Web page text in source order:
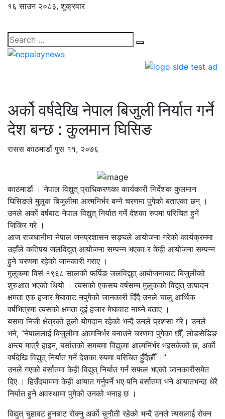
१६ साउन २०८३, शुक्रवार
अर्को वर्षदेखि नेपाल बिजुली निर्यात गर्ने
देश बन्छ : कुलमान घिसिङ
राससकाठमाडौंपुस ११, २०७६
काठमाडौं । नेपाल विद्युत् प्राधिकरणका कार्यकारी निर्देशक कुलमान
घिसिङले मुलुक बिजुलीमा आत्मनिर्भर बन्ने चरणमा पुगेको बताएका छन् ।
उनले अर्को वर्षबाट नेपाल विद्युत् निर्यात गर्ने देशका रुपमा परिचित हुने
जिकिर गरे ।
आज राजधानीमा नेपाल जनप्रशासन सङ्घले आयोजना गरेको कार्यक्रममा
उहाँले कतिपय जलविद्युत् आयोजना सम्पन्न भएका र केही आयोजना सम्पन्न
हुने चरणमा रहेको जानकारी गराए ।
मुलुकमा विसं १९६८ सालको फर्पिङ जलविद्युत् आयोजनाबाट बिजुलीको
शुरुआत भएको थियो । त्यसको एकसय वर्षसम्म मुलुकको विद्युत् उत्पादन
क्षमता एक हजार मेघावाट नपुगेको जानकारी दिँदै उनले चालु आर्थिक
वर्षभित्रमा त्यसको क्षमता दुई हजार मेघावाट नाघ्ने बताए ।
यसमा निजी क्षेत्रको ठूलो योगदान रहेको भन्दै उनले प्रशंसा गरे। उनले
भने, “नेपाललाई बिजुलीमा आत्मनिर्भर बनाउने चरणमा पुगेका छौँ, लोडसेडिङ
अन्त्य मात्रै हाइन, बर्सातको समयमा विद्युत्मा आत्मनिर्भर भइसकेको छ, अर्को
वर्षदेखि विद्युत् निर्यात गर्ने देशका रुपमा परिचित हुँदैछौँ ।”
उनले गएको बर्सातमा केही विद्युत् निर्यात गर्न सफल भएको जानकारीसमेत
दिए । हिउँदयाममा केही आयात गर्नुपर्ने भए पनि बर्सातमा भने आयातभन्दा धेरै
निर्यात हुने अवस्थामा पुगेको उनको भनाइ छ ।
विद्युत् चुहावट हुनबाट रोक्नु अर्को चुनौती रहेको भन्दै उनले त्यसलाई रोक्न